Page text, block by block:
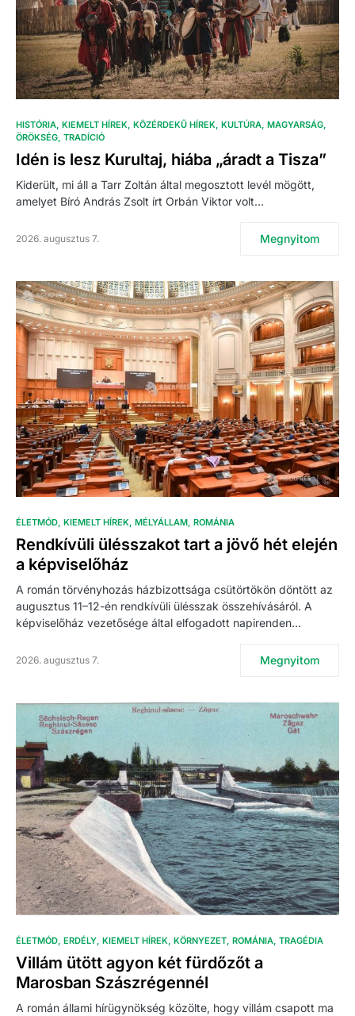
HISTÓRIA KIEMELT HÍREK KÖZÉRDEKŰ HÍREK KULTÚRA MAGYARSÁG
ÖRÖKSÉG TRADÍCIÓ
Idén is lesz Kurultaj, hiába „áradt a Tisza”
Kiderült, mi áll a Tarr Zoltán által megosztott levél mögött,
amelyet Bíró András Zsolt írt Orbán Viktor volt…
2026. augusztus 7. Megnyitom
ÉLETMÓD KIEMELT HÍREK MÉLYÁLLAM ROMÁNIA
Rendkívüli ülésszakot tart a jövő hét elején
a képviselőház
A román törvényhozás házbizottsága csütörtökön döntött az
augusztus 11–12-én rendkívüli ülésszak összehívásáról. A
képviselőház vezetősége által elfogadott napirenden…
2026. augusztus 7. Megnyitom
ÉLETMÓD ERDÉLY KIEMELT HÍREK KÖRNYEZET ROMÁNIA TRAGÉDIA
Villám ütött agyon két fürdőzőt a
Marosban Szászrégennél
A román állami hírügynökség közölte, hogy villám csapott ma